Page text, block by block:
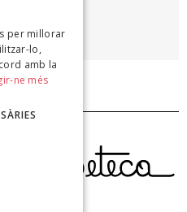
per millorar
lo,
amb la
ne més